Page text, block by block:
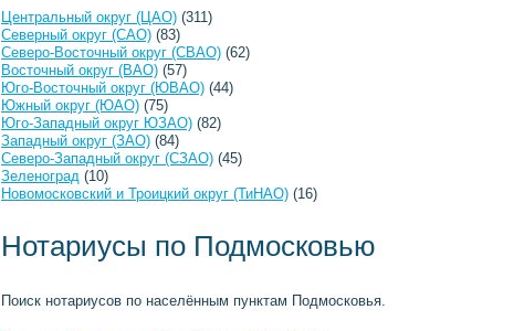
Центральный округ (ЦАО) (311)
Северный округ (САО) (83)
Северо-Восточный округ (СВАО) (62)
Восточный округ (ВАО) (57)
Юго-Восточный округ (ЮВАО) (44)
Южный округ (ЮАО) (75)
Юго-Западный округ ЮЗАО) (82)
Западный округ (ЗАО) (84)
Северо-Западный округ (СЗАО) (45)
Зеленоград (10)
Новомосковский и Троицкий округ (ТиНАО) (16)
Нотариусы по Подмосковью
Поиск нотариусов по населённым пунктам Подмосковья.